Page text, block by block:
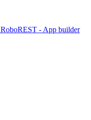
RoboREST - App builder